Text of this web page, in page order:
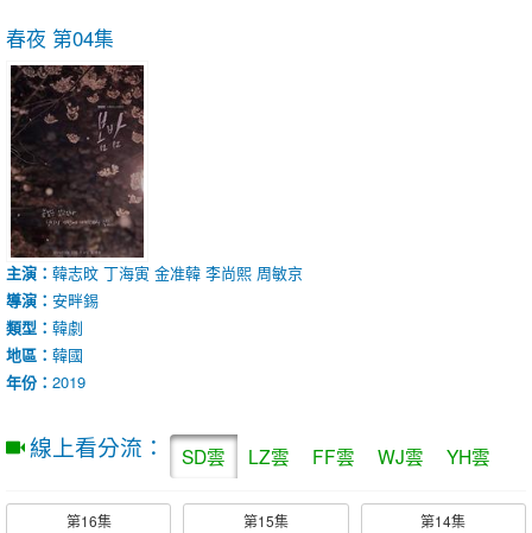
春夜 第04集
主演： 韓志旼 丁海寅 金准韓 李尚熙 周敏京
導演： 安畔錫
類型： 韓劇
地區： 韓國
年份： 2019
線上看分流： SD雲 LZ雲 FF雲 WJ雲 YH雲
第16集 第15集 第14集